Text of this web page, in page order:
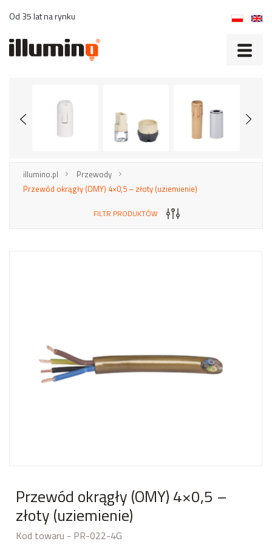
Od 35 lat na rynku
illumino.pl
Przewody
Przewód okrągły (OMY) 4×0,5 – złoty (uziemienie)
FILTR PRODUKTÓW
Przewód okrągły (OMY) 4×0,5 –
złoty (uziemienie)
Kod towaru - PR-022-4G